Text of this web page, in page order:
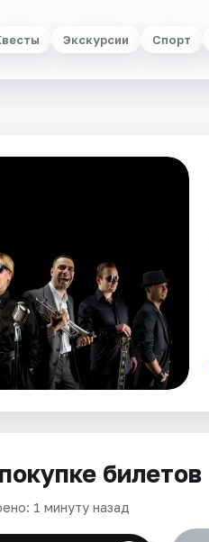
Экскурсии Спорт
билетов
1 минуту назад